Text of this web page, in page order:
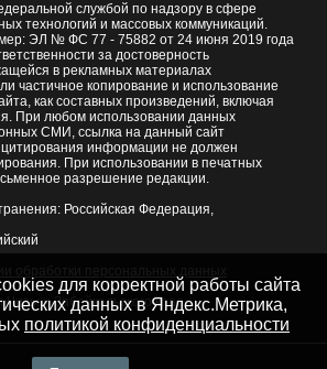
службой по надзору в сфере
технологий и массовых коммуникаций.
ЭЛ № ФС 77 - 75882 от 24 июня 2019 года
за достоверность
в рекламных материалах
частичное копирование и использование
как составных произведений, включая
При любом использовании данных
СМИ, ссылка на данный сайт
информации не должен
При использовании в печатных
разрешение редакции.
Российская Федерация,
Читы и Забайкальского края
для корректной работы сайта
данных в Яндекс.Метрика,
политикой конфиденциальности